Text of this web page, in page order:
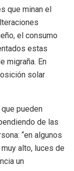
que minan el
el consumo
estas
migraña. En
solar
pueden
de las
“en algunos
alto, luces de
un